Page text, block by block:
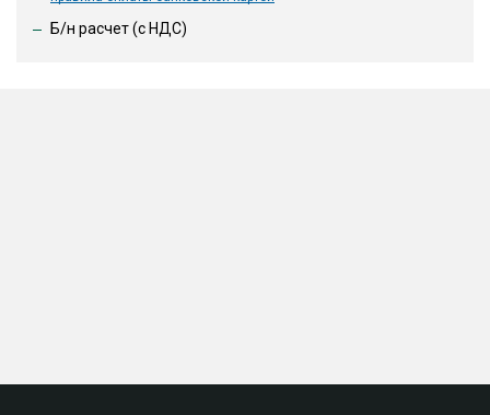
Б/н расчет (c НДС)